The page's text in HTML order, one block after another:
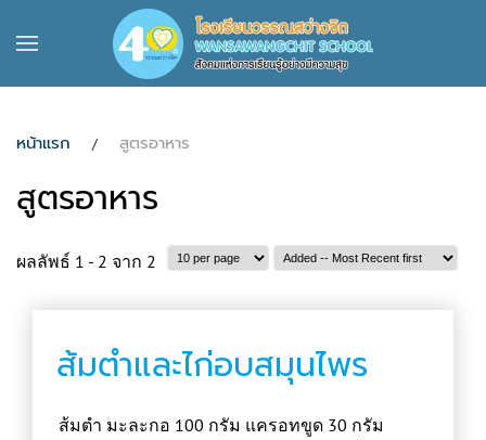
Skip to main content
หน้าแรก สูตรอาหาร
สูตรอาหาร
ผลลัพธ์ 1 - 2 จาก 2
ส้มตำและไก่อบสมุนไพร
ส้มตำ มะละกอ 100 กรัม แครอทขูด 30 กรัม